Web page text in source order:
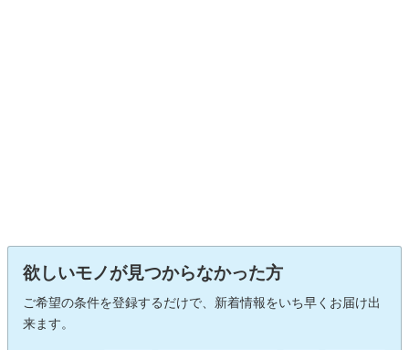
欲しいモノが見つからなかった方
ご希望の条件を登録するだけで、新着情報をいち早くお届け出
来ます。